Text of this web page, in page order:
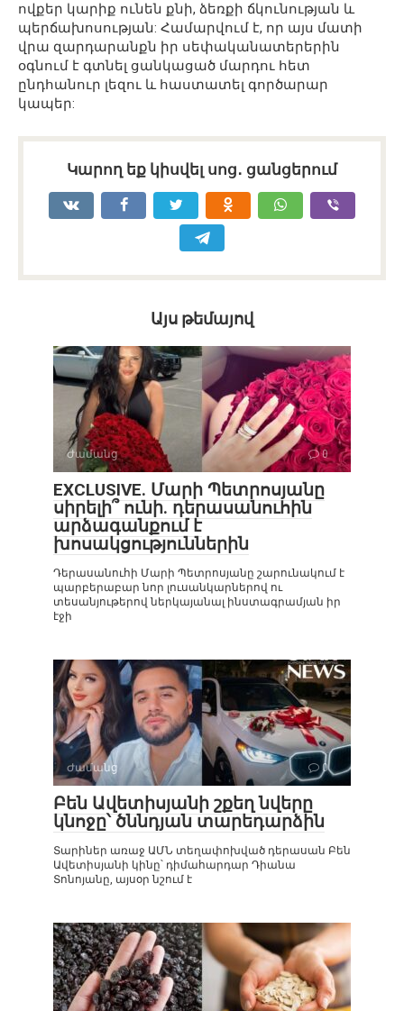
ովքեր կարիք ունեն քնի, ձեռքի ճկունության և
պերճախոսության: Համարվում է, որ այս մատի
վրա զարդարանքն իր սեփականատերերին
օգնում է գտնել ցանկացած մարդու հետ
ընդհանուր լեզու և հաստատել գործարար
կապեր:
Կարող եք կիսվել սոց․ ցանցերում
Այս թեմայով
Ժամանց 0
EXCLUSIVE. Մարի Պետրոսյանը
սիրելի՞ ունի. դերասանուհին
արձագանքում է
խոսակցություններին
Դերասանուհի Մարի Պետրոսյանը շարունակում է
պարբերաբար նոր լուսանկարներով ու
տեսանյութերով ներկայանալ ինստագրամյան իր
էջի
Ժամանց 0
Բեն Ավետիսյանի շքեղ նվերը
կնոջը՝ ծննդյան տարեդարձին
Տարիներ առաջ ԱՄՆ տեղափոխված դերասան Բեն
Ավետիսյանի կինը՝ դիմահարդար Դիանա
Տոնոյանը, այսօր նշում է